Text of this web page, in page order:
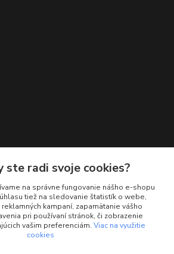
010 560
hod.
ste radi svoje cookies?
na správne fungovanie nášho e-shopu
tiež na sledovanie štatistík o webe,
kampaní, zapamätanie vášho
pri používaní stránok, či zobrazenie
vašim preferenciám. Viac na využitie
cookies